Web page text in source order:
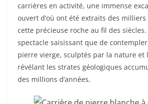
carrières en activité, une immense
ouvert d’où ont été extraits des
cette précieuse roche au fil des siècles.
spectacle saisissant que de
pierre vierge, sculptés par la nature et
révélant les strates géologiques
des millions d’années.